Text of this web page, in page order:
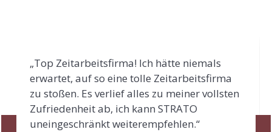
„Top Zeitarbeitsfirma! Ich hätte niemals
erwartet, auf so eine tolle Zeitarbeitsfirma
zu stoßen. Es verlief alles zu meiner vollsten
Zufriedenheit ab, ich kann STRATO
uneingeschränkt weiterempfehlen.“